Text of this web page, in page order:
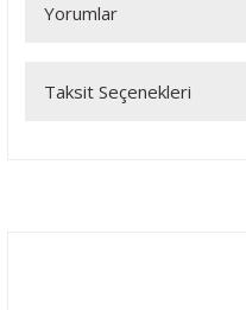
Yorumlar
Bu ürüne ilk
Taksit Seçenekleri